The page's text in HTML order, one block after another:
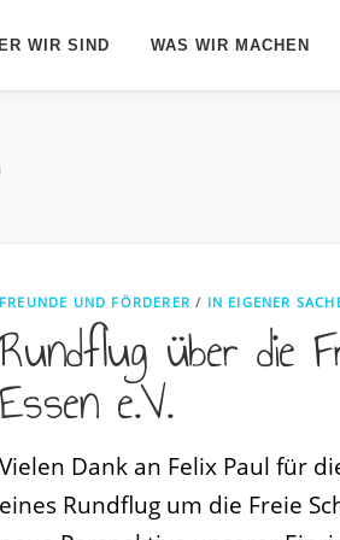
WIR SIND WAS WIR MACHEN
FREUNDE UND FÖRDERER / IN EIGENER
Rundflug über die
Essen e.V.
Vielen Dank an Felix Paul für
eines Rundflug um die Freie